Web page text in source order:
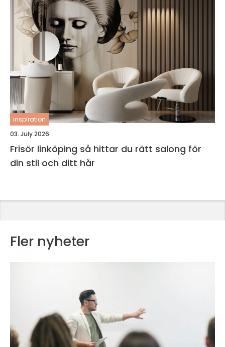
inspiration
03. July 2026
Frisör linköping så hittar du rätt salong för
din stil och ditt hår
Fler nyheter